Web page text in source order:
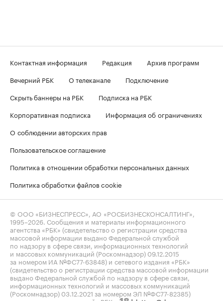
Контактная информация Редакция
Архив программ
Вечерний РБК
О телеканале
Подключение
Скрыть баннеры на РБК
Подписка на РБК
Корпоративная подписка
Информация об ограничениях
О соблюдении авторских прав
Пользовательское соглашение
Политика в отношении обработки персональных данных
Политика обработки файлов cookie
© ООО «БИЗНЕСПРЕСС», АО «РОСБИЗНЕСКОНСАЛТИНГ»,
1995–2026 . Сообщения и материалы информационного
агентства «РБК» (свидетельство о регистрации средства
массовой информации выдано Федеральной службой
по надзору в сфере связи, информационных технологий
и массовых коммуникаций (Роскомнадзор) 09.12.2015
за номером ИА №ФС77-63848) и сетевого издания «РБК»
(свидетельство о регистрации средства массовой информации
выдано Федеральной службой по надзору в сфере связи,
информационных технологий и массовых коммуникаций
(Роскомнадзор) 03.12.2021 за номером ЭЛ №ФС77-82385)